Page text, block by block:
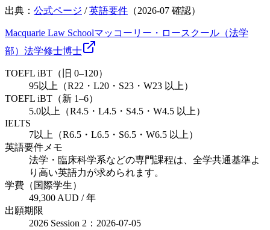
出典： 公式ページ /英語要件 （2026-07 確認）
Macquarie Law Schoolマッコーリー・ロースクール（法学
部） 法学修士博士
TOEFL iBT（旧 0–120）
95以上（R22・L20・S23・W23 以上）
TOEFL iBT（新 1–6）
5.0以上（R4.5・L4.5・S4.5・W4.5 以上）
IELTS
7以上（R6.5・L6.5・S6.5・W6.5 以上）
英語要件メモ
法学・臨床科学系などの専門課程は、全学共通基準よ
り高い英語力が求められます。
学費（国際学生）
49,300 AUD / 年
出願期限
2026 Session 2：2026-07-05